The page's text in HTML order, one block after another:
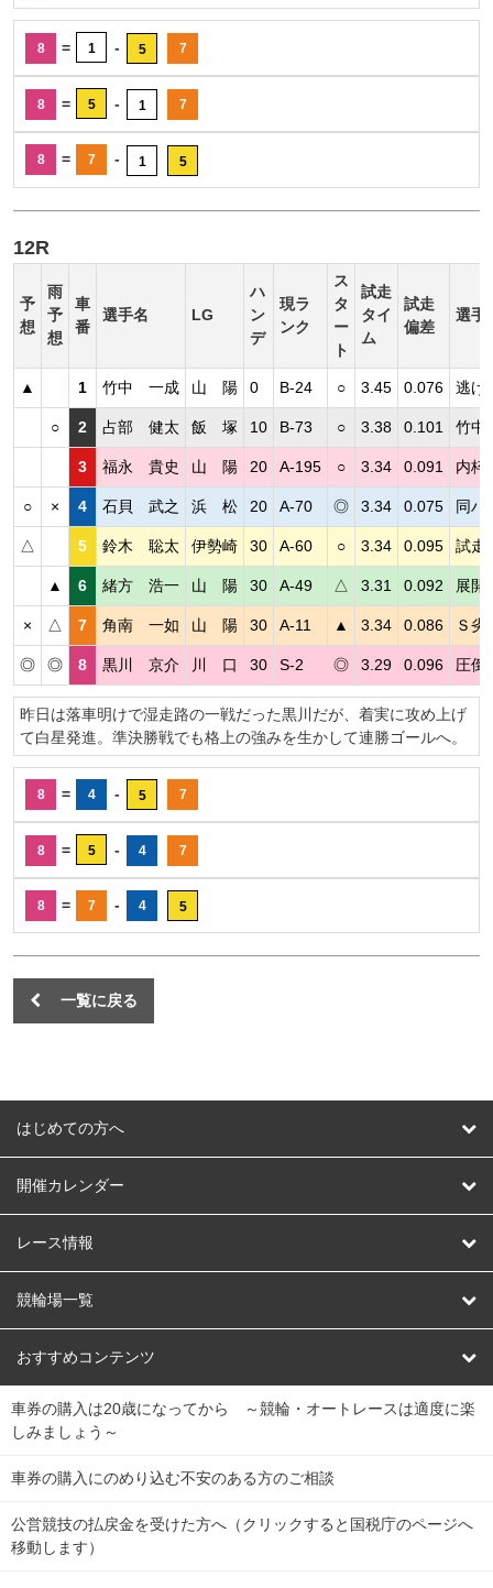
8 = 1 - 5 7
8 = 5 - 1 7
8 = 7 - 1 5
12R
予
想
雨
予
想
車
番
選手名 LG
ハ
ン
デ
現ラ
ンク
ス
タ
ー
ト
試走
タイ
ム
試走
偏差
選手
▲ 1 竹中 一成 山 陽 0 B-24 ○ 3.45 0.076 逃げ
○ 2 占部 健太 飯 塚 10 B-73 ○ 3.38 0.101 竹中
3 福永 貴史 山 陽 20 A-195 ○ 3.34 0.091 内枠
○ × 4 石貝 武之 浜 松 20 A-70 ◎ 3.34 0.075 同ハ
△ 5 鈴木 聡太 伊勢崎 30 A-60 ○ 3.34 0.095 試走
▲ 6 緒方 浩一 山 陽 30 A-49 △ 3.31 0.092 展開
× △ 7 角南 一如 山 陽 30 A-11 ▲ 3.34 0.086 Ｓ劣
◎ ◎ 8 黒川 京介 川 口 30 S-2 ◎ 3.29 0.096 圧倒
昨日は落車明けで湿走路の一戦だった黒川だが、着実に攻め上げ
て白星発進。準決勝戦でも格上の強みを生かして連勝ゴールへ。
8 = 4 - 5 7
8 = 5 - 4 7
8 = 7 - 4 5
一覧に戻る
はじめての方へ
はじめての方へ
開催カレンダー
競輪
オートレース
競輪くじ
Dokanto!
チャリロトプラザ
レース情報
レース予想
レース結果
キャリーオーバー一覧
競輪場一覧
北日本 函館競輪場
関
東
弥彦競輪場 前橋競輪場 取手競輪場 宇都宮競輪場
関
東
小田原競輪場
おすすめコンテンツ
競輪選手情報
Perfecta Navi
netkeirin
車券の購入は20歳になってから ～競輪・オートレースは適度に楽
しみましょう～
車券の購入にのめり込む不安のある方のご相談
公営競技の払戻金を受けた方へ（クリックすると国税庁のページへ
移動します）